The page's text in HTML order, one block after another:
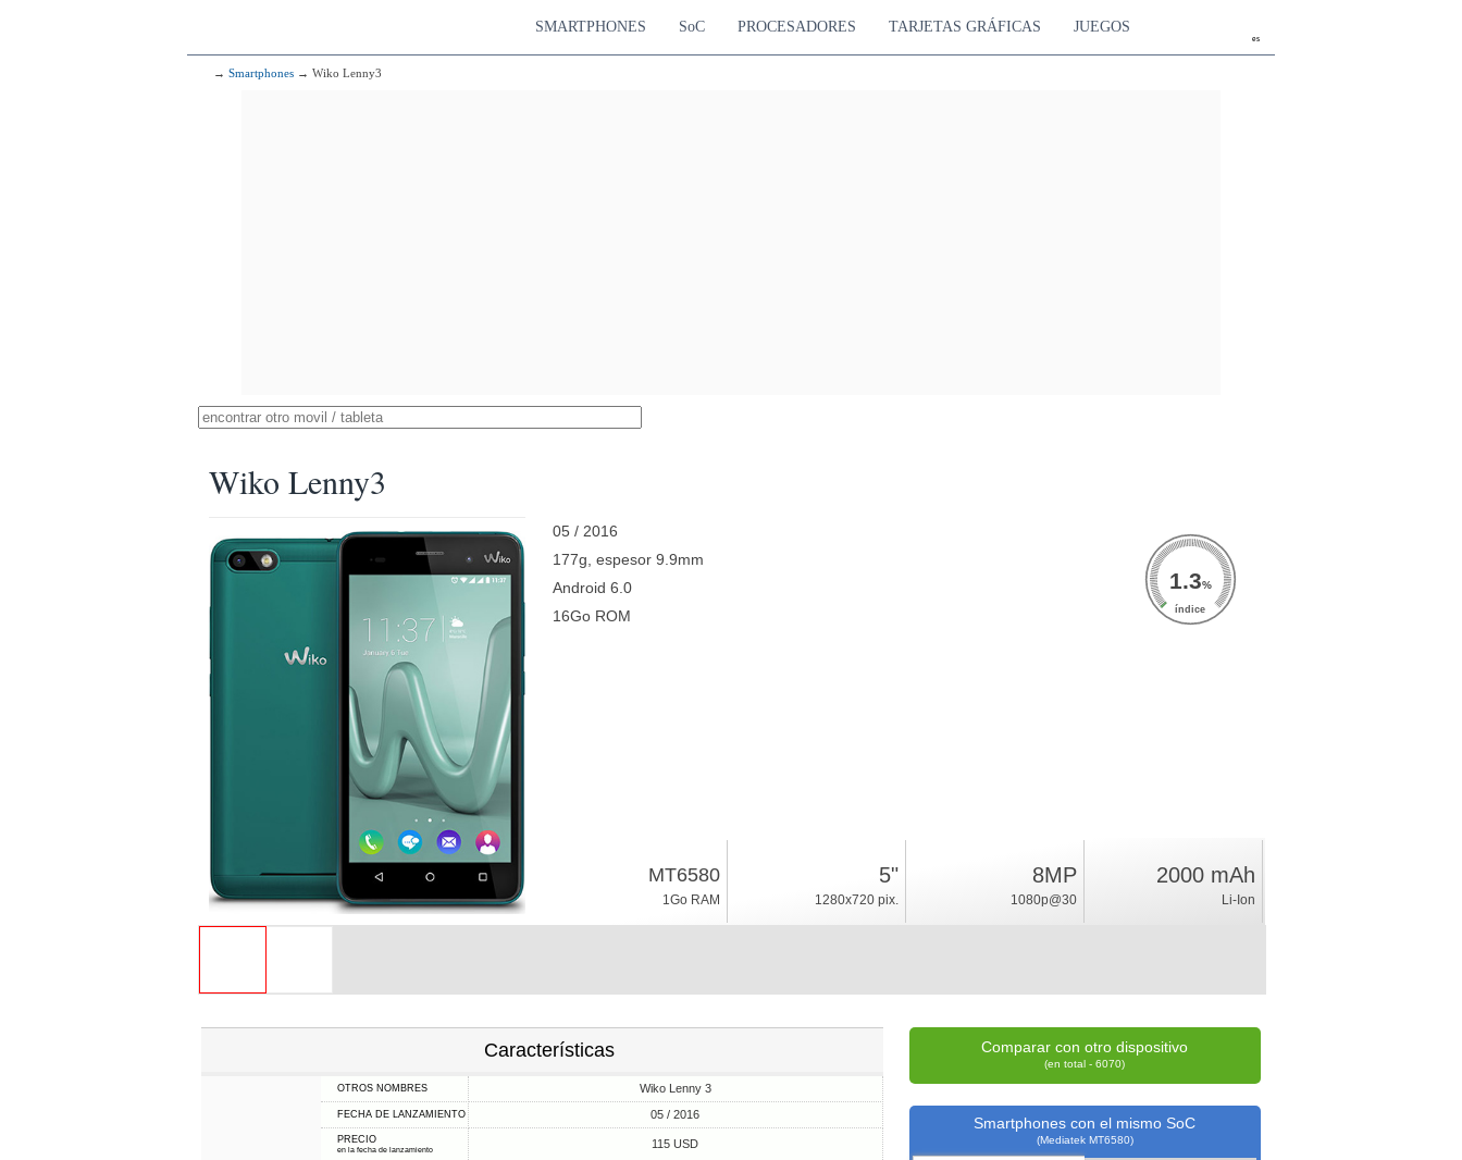
es
SMARTPHONES SoC PROCESADORES TARJETAS GRÁFICAS JUEGOS
→ Smartphones → Wiko Lenny3
Wiko Lenny3
05 / 2016
177g, espesor 9.9mm
Android 6.0
16Go ROM
1.3%
índice
MT6580
1Go RAM
5"
1280x720 pix.
8MP
1080p@30
2000 mAh
Li-Ion
Características
OTROS NOMBRES Wiko Lenny 3
FECHA DE LANZAMIENTO 05 / 2016
PRECIO
en la fecha de lanzamiento 115 USD
Comparar con otro dispositivo
(en total - 6070)
Smartphones con el mismo SoC
(Mediatek MT6580)